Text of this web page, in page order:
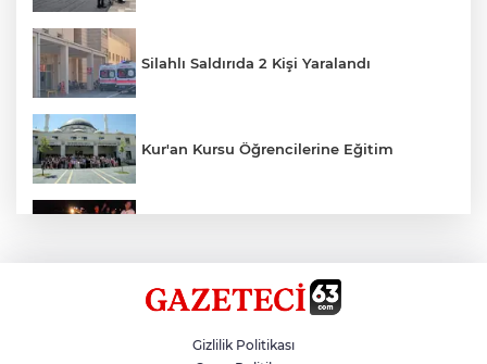
Silahlı Saldırıda 2 Kişi Yaralandı
Kur'an Kursu Öğrencilerine Eğitim
Siverek’te Mahmut Gülel Dönemi
Gizlilik Politikası